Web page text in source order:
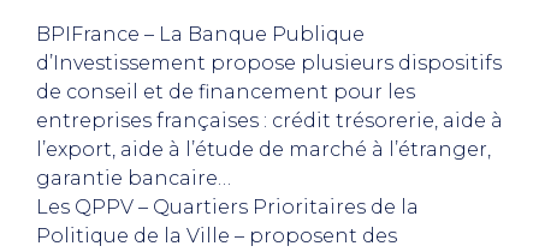
BPIFrance – La Banque Publique
d’Investissement propose plusieurs dispositifs
de conseil et de financement pour les
entreprises françaises : crédit trésorerie, aide à
l’export, aide à l’étude de marché à l’étranger,
garantie bancaire…
Les QPPV – Quartiers Prioritaires de la
Politique de la Ville – proposent des